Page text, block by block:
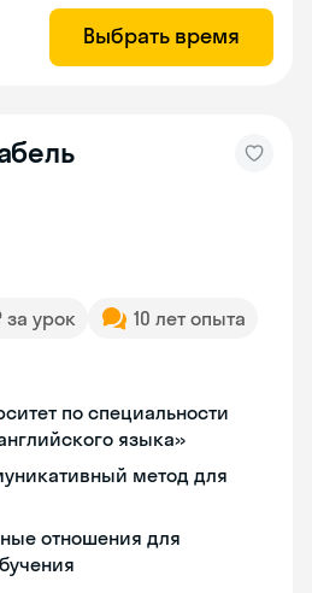
Выбрать время
за урок
10 лет опыта
по специальности
языка»
метод для
отношения для